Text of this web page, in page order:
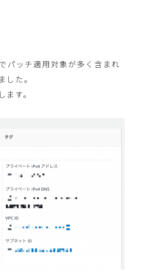
ッチ適用対象が多く含まれ
た。
す。